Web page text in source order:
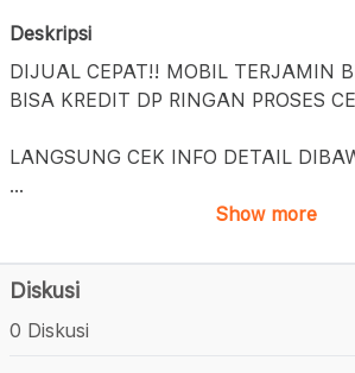
Deskripsi
DIJUAL CEPAT!! MOBIL TERJAMIN
BISA KREDIT DP RINGAN PROSES
LANGSUNG CEK INFO DETAIL
...
Show more
Diskusi
0 Diskusi